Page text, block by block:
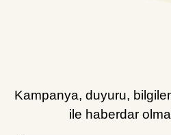
Kampanya, duyuru,
ile haberdar